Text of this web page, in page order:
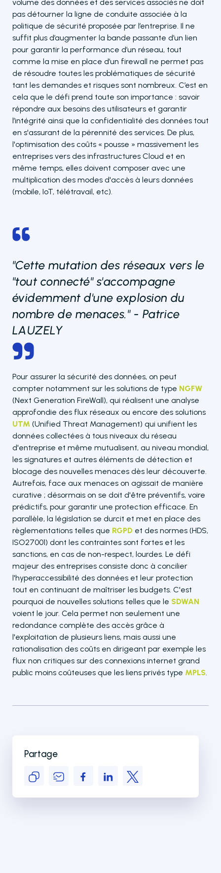
volume des données et des services associés ne doit
pas détourner la ligne de conduite associée à la
politique de sécurité proposée par l’entreprise. Il ne
suffit plus d’augmenter la bande passante d’un lien
pour garantir la performance d’un réseau, tout
comme la mise en place d’un firewall ne permet pas
de résoudre toutes les problématiques de sécurité
tant les demandes et risques sont nombreux. C’est en
cela que le défi prend toute son importance : savoir
répondre aux besoins des utilisateurs et garantir
l’intégrité ainsi que la confidentialité des données tout
en s'assurant de la pérennité des services. De plus,
l'optimisation des coûts « pousse » massivement les
entreprises vers des infrastructures Cloud et en
même temps, elles doivent composer avec une
multiplication des modes d'accès à leurs données
(mobile, IoT, télétravail, etc).
"Cette mutation des réseaux vers le
"tout connecté" s'accompagne
évidemment d'une explosion du
nombre de menaces." - Patrice
LAUZELY
Pour assurer la sécurité des données, on peut
compter notamment sur les solutions de type NGFW
(Next Generation FireWall), qui réalisent une analyse
approfondie des flux réseaux ou encore des solutions
UTM (Unified Threat Management) qui unifient les
données collectées à tous niveaux du réseau
d'entreprise et même mutualisent, au niveau mondial,
les signatures et autres éléments de détection et
blocage des nouvelles menaces dès leur découverte.
Autrefois, face aux menaces on agissait de manière
curative ; désormais on se doit d'être préventifs, voire
prédictifs, pour garantir une protection efficace. En
parallèle, la législation se durcit et met en place des
règlementations telles que RGPD et des normes (HDS,
ISO27001) dont les contraintes sont fortes et les
sanctions, en cas de non-respect, lourdes. Le défi
majeur des entreprises consiste donc à concilier
l'hyperaccessibilité des données et leur protection
tout en continuant de maîtriser les budgets. C'est
pourquoi de nouvelles solutions telles que le SDWAN
voient le jour. Cela permet non seulement une
redondance complète des accès grâce à
l'exploitation de plusieurs liens, mais aussi une
rationalisation des coûts en dirigeant par exemple les
flux non critiques sur des connexions internet grand
public moins coûteuses que les liens privés type MPLS.
Partage